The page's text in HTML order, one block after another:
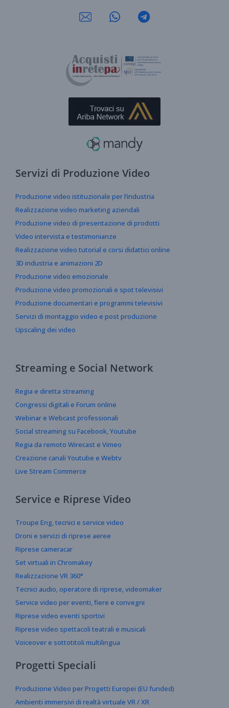
Servizi di Produzione Video
Produzione video istituzionale per l’industria
Realizzazione video marketing aziendali
Produzione video di presentazione di prodotti
Video intervista e testimonianze
Realizzazione video tutorial e corsi didattici online
3D industria e animazioni 2D
Produzione video emozionale
Produzione video promozionali e spot televisivi
Produzione documentari e programmi televisivi
Servizi di montaggio video e post produzione
Upscaling dei video
Streaming e Social Network
Regia e diretta streaming
Congressi digitali e Forum online
Webinar e Webcast professionali
Social streaming su Facebook, Youtube
Regia da remoto Wirecast e Vimeo
Creazione canali Youtube e Webtv
Live Stream Commerce
Service e Riprese Video
Troupe Eng, tecnici e service video
Droni e servizi di riprese aeree
Riprese cameracar
Set virtuali in Chromakey
Realizzazione VR 360°
Tecnici audio, operatore di riprese, videomaker
Service video per eventi, fiere e convegni
Riprese video eventi sportivi
Riprese video spettacoli teatrali e musicali
Voiceover e sottotitoli multilingua
Progetti Speciali
Produzione Video per Progetti Europei (EU funded)
Ambienti immersivi di realtà virtuale VR / XR